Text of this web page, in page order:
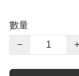
數量
−
+